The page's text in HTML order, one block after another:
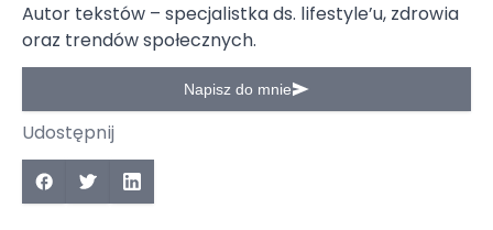
Autor tekstów – specjalistka ds. lifestyle’u, zdrowia
oraz trendów społecznych.
Napisz do mnie
Udostępnij